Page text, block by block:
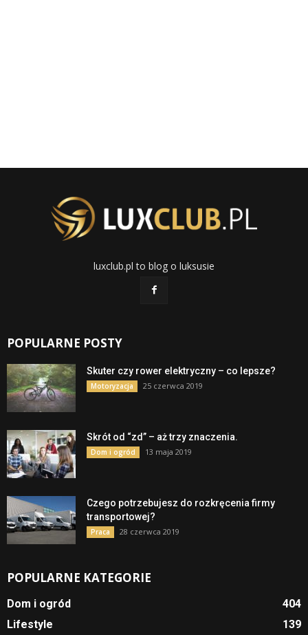
luxclub.pl to blog o luksusie
POPULARNE POSTY
Skuter czy rower elektryczny – co lepsze?
Motoryzacja 25 czerwca 2019
Skrót od “zd” – aż trzy znaczenia.
Dom i ogród 13 maja 2019
Czego potrzebujesz do rozkręcenia firmy
transportowej?
Praca 28 czerwca 2019
POPULARNE KATEGORIE
Dom i ogród
404
Lifestyle
139